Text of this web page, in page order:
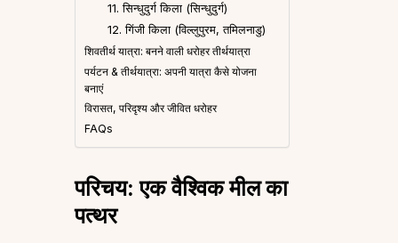
11. सिन्धुदुर्ग किला (सिन्धुदुर्ग)
12. गिंजी किला (विल्लुपुरम, तमिलनाडु)
शिवतीर्थ यात्रा: बनने वाली धरोहर तीर्थयात्रा
पर्यटन & तीर्थयात्रा: अपनी यात्रा कैसे योजना
बनाएं
विरासत, परिदृश्य और जीवित धरोहर
FAQs
परिचय: एक वैश्विक मील का
पत्थर